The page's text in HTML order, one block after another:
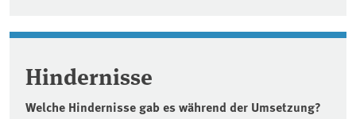
Hindernisse
Welche Hindernisse gab es während der Umsetzung?